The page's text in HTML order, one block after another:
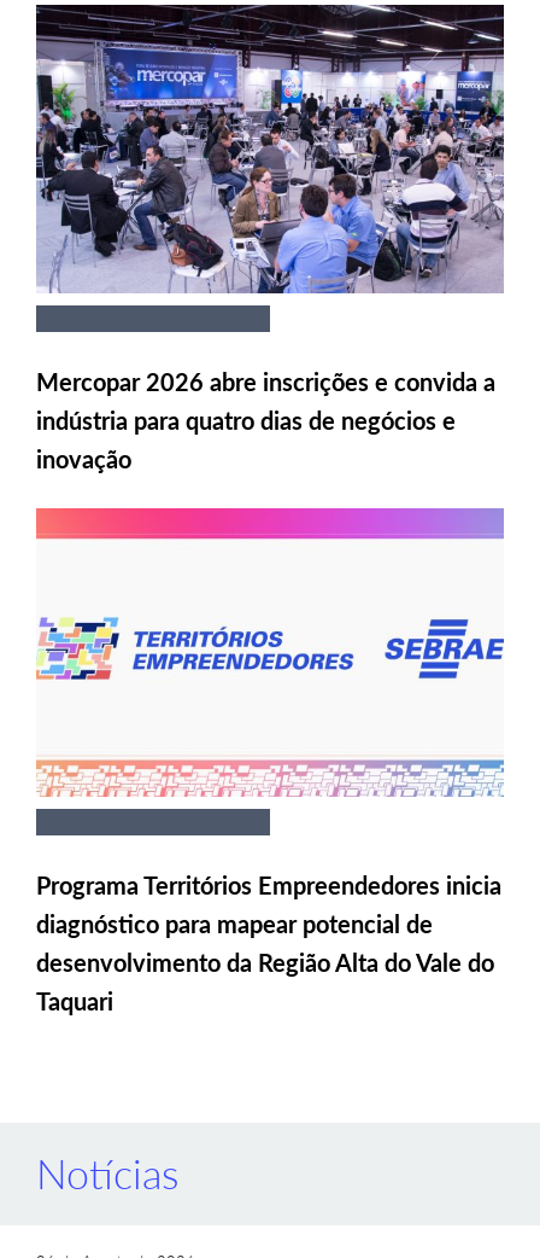
Mercopar 2026 abre inscrições e convida a
indústria para quatro dias de negócios e
inovação
Programa Territórios Empreendedores inicia
diagnóstico para mapear potencial de
desenvolvimento da Região Alta do Vale do
Taquari
Notícias